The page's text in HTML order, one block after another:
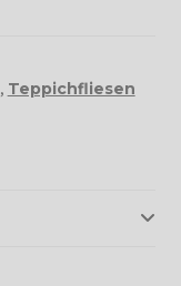
, Teppichfliesen